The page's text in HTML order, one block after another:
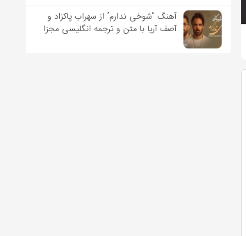
آهنگ “شوخی ندارم” از سهراب پاکزاد و
آصف آریا با متن و ترجمه انگلیسی مجزا